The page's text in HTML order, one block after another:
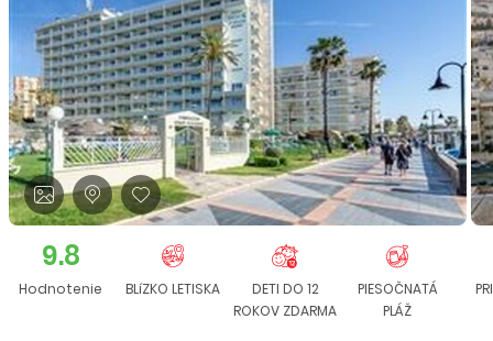
9.8
Hodnotenie BLíZKO LETISKA
DETI DO 12
ROKOV ZDARMA
PIESOČNATÁ
PLÁŽ